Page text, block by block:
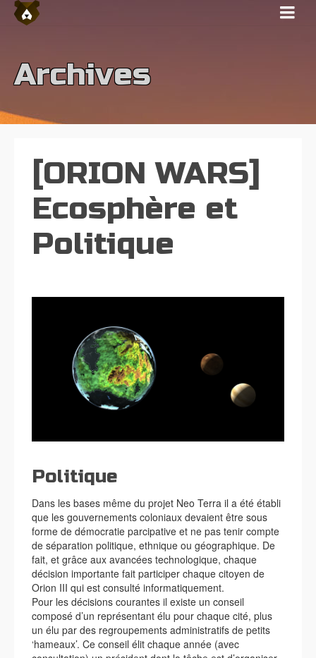
Archives
[ORION WARS]
Ecosphère et
Politique
Politique
Dans les bases même du projet Neo Terra il a été établi
que les gouvernements coloniaux devaient être sous
forme de démocratie parcipative et ne pas tenir compte
de séparation politique, ethnique ou géographique. De
fait, et grâce aux avancées technologique, chaque
décision importante fait participer chaque citoyen de
Orion III qui est consulté informatiquement.
Pour les décisions courantes il existe un conseil
composé d’un représentant élu pour chaque cité, plus
un élu par des regroupements administratifs de petits
‘hameaux’. Ce conseil élit chaque année (avec